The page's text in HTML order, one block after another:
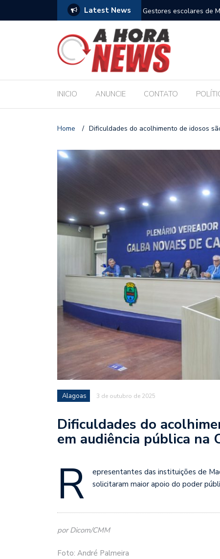
Latest News
com a Educação durante posse Bolsonaro pede ao STF
INICIO ANUNCIE CONTATO
Home / Dificuldades do acolhimento de idosos
Alagoas 3 de outubro de 2025
Dificuldades do
em audiência pública na
R
epresentantes das instituições de
solicitaram maior apoio do poder
por Dicom/CMM
Foto: André Palmeira